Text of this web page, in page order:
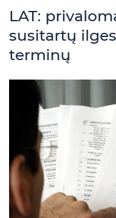
LAT:
susitartų
terminų